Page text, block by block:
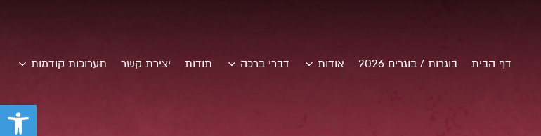
פתח
דף הבית בוגרות / בוגרים 2026 אודות דברי ברכה תודות יצירת קשר תערוכות קודמות